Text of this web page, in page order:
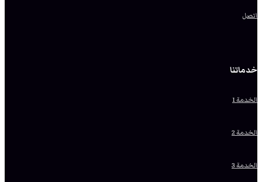
اتصل
خدماتنا
الخدمة 1
الخدمة 2
الخدمة 3